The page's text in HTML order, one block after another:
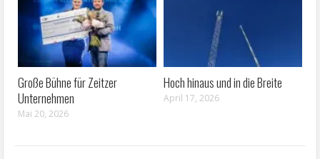
Große Bühne für Zeitzer
Unternehmen
Mai 20, 2026
Hoch hinaus und in die Breite
April 17, 2026